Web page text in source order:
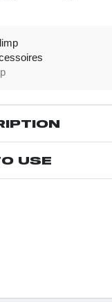
1 p
USE